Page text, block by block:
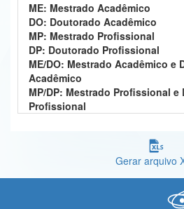
Controladoria-Geral da União
Ministério da Mulher, da Família e dos Direitos
Secretaria-Geral
Secretaria de Governo
ME: Mestrado Acadêmico
DO: Doutorado Acadêmico
MP: Mestrado Profissional
DP: Doutorado Profissional
ME/DO: Mestrado Acadêmico e
Acadêmico
MP/DP: Mestrado Profissional e
Profissional
Gerar arquivo